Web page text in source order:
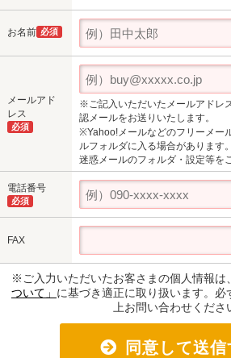
お名前 必須
メールアド
レス
必須
※ご記入いただいたメールアドレ
認メールをお送りいたします。
※Yahoo!メールなどのフリーメー
ルフォルダに入る場合があります。
迷惑メールのフォルダ・設定等を
電話番号
必須
FAX
※ご入力いただいたお客さまの個人情報は、
ついて」 に基づき適正に取り扱います。
上お問い合わせくださ
同意して送信